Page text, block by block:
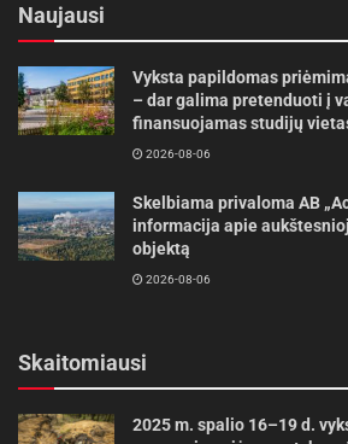
Naujausi
Vyksta papildomas
– dar galima pretenduoti į
finansuojamas studijų
2026-08-06
Skelbiama privaloma AB
informacija apie
objektą
2026-08-06
Skaitomiausi
2025 m. spalio 16–19 d.